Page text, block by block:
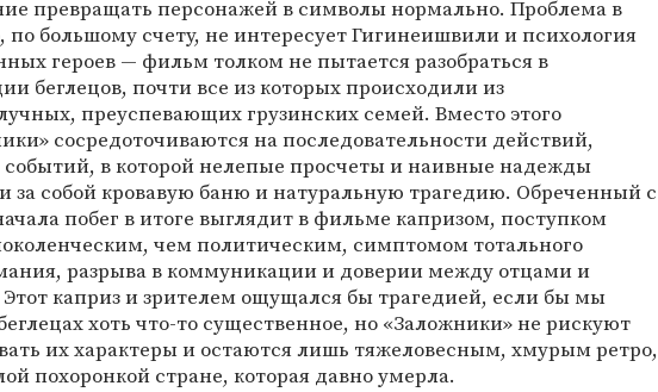
превращать персонажей в символы нормально. Проблема в
по большому счету, не интересует Гигинеишвили и психология
героев — фильм толком не пытается разобраться в
беглецов, почти все из которых происходили из
преуспевающих грузинских семей. Вместо этого
сосредоточиваются на последовательности действий,
событий, в которой нелепые просчеты и наивные надежды
за собой кровавую баню и натуральную трагедию. Обреченный с
побег в итоге выглядит в фильме капризом, поступком
чем политическим, симптомом тотального
разрыва в коммуникации и доверии между отцами и
каприз и зрителем ощущался бы трагедией, если бы мы
хоть что-то существенное, но «Заложники» не рискуют
их характеры и остаются лишь тяжеловесным, хмурым ретро,
похоронкой стране, которая давно умерла.